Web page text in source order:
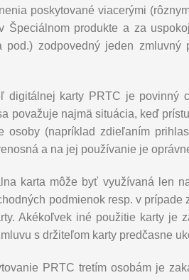
poskytované viacerými
Špeciálnom produkte a za
pod.) zodpovedný jeden
digitálnej karty PRTC je povinný
považuje najmä situácia, keď
osoby (napríklad zdieľaním
a na jej používanie je
karta môže byť využívaná len
podmienok resp. v
Akékoľvek iné použitie karty je
s držiteľom karty predčasne
PRTC tretím osobám je